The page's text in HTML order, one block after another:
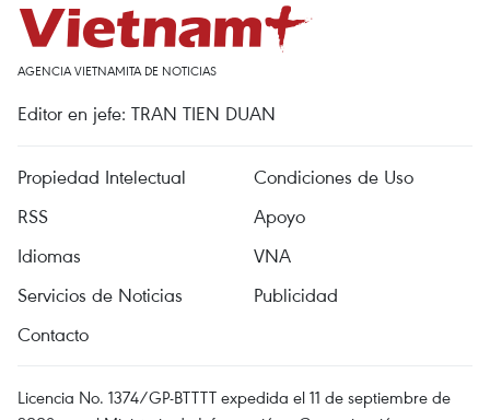
AGENCIA VIETNAMITA DE NOTICIAS
Editor en jefe: TRAN TIEN DUAN
Propiedad Intelectual
Condiciones de Uso
RSS
Apoyo
Idiomas
VNA
Servicios de Noticias
Publicidad
Contacto
Licencia No. 1374/GP-BTTTT expedida el 11 de septiembre de